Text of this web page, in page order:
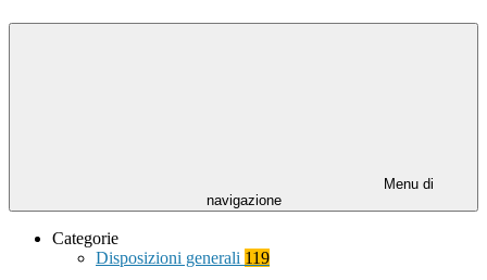
Menu di
navigazione
Categorie
Disposizioni generali 119